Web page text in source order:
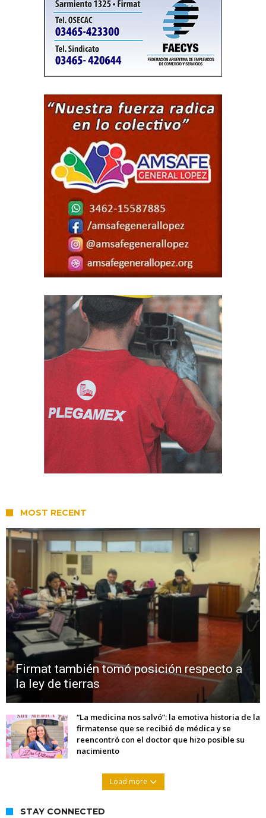
MOST RECENT
Firmat también tomó posición respecto a
la ley de tierras
“La medicina nos salvó”: la emotiva historia de la
firmatense que se recibió de médica y se
reencontró con el doctor que hizo posible su
nacimiento
Load more
STAY CONNECTED